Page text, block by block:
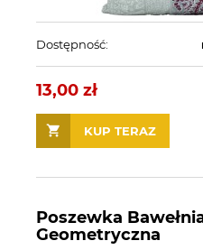
Dostępność:
13,00 zł
KUP TERAZ
Poszewka
Geometryczna